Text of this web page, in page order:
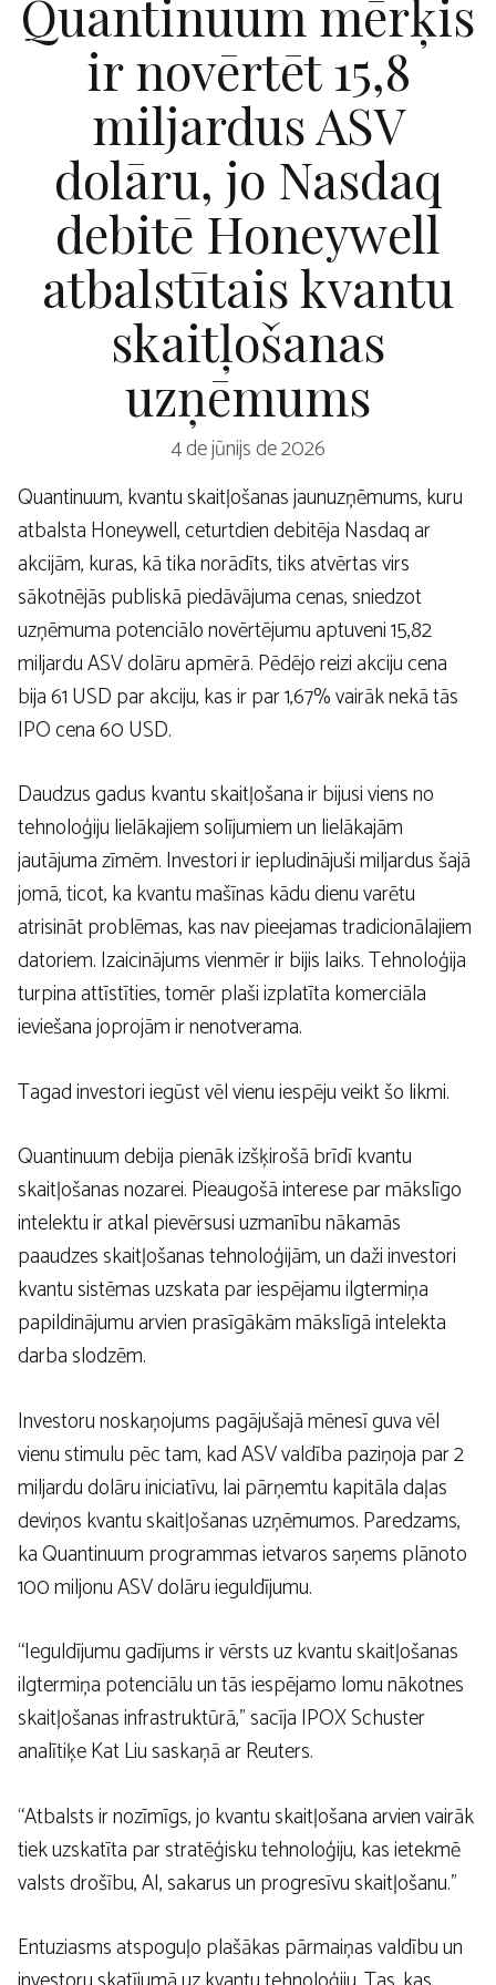
Quantinuum mērķis
ir novērtēt 15,8
miljardus ASV
dolāru, jo Nasdaq
debitē Honeywell
atbalstītais kvantu
skaitļošanas
uzņēmums
4 de jūnijs de 2026
Quantinuum, kvantu skaitļošanas jaunuzņēmums, kuru
atbalsta Honeywell, ceturtdien debitēja Nasdaq ar
akcijām, kuras, kā tika norādīts, tiks atvērtas virs
sākotnējās publiskā piedāvājuma cenas, sniedzot
uzņēmuma potenciālo novērtējumu aptuveni 15,82
miljardu ASV dolāru apmērā. Pēdējo reizi akciju cena
bija 61 USD par akciju, kas ir par 1,67% vairāk nekā tās
IPO cena 60 USD.
Daudzus gadus kvantu skaitļošana ir bijusi viens no
tehnoloģiju lielākajiem solījumiem un lielākajām
jautājuma zīmēm. Investori ir iepludinājuši miljardus šajā
jomā, ticot, ka kvantu mašīnas kādu dienu varētu
atrisināt problēmas, kas nav pieejamas tradicionālajiem
datoriem. Izaicinājums vienmēr ir bijis laiks. Tehnoloģija
turpina attīstīties, tomēr plaši izplatīta komerciāla
ieviešana joprojām ir nenotverama.
Tagad investori iegūst vēl vienu iespēju veikt šo likmi.
Quantinuum debija pienāk izšķirošā brīdī kvantu
skaitļošanas nozarei. Pieaugošā interese par mākslīgo
intelektu ir atkal pievērsusi uzmanību nākamās
paaudzes skaitļošanas tehnoloģijām, un daži investori
kvantu sistēmas uzskata par iespējamu ilgtermiņa
papildinājumu arvien prasīgākām mākslīgā intelekta
darba slodzēm.
Investoru noskaņojums pagājušajā mēnesī guva vēl
vienu stimulu pēc tam, kad ASV valdība paziņoja par 2
miljardu dolāru iniciatīvu, lai pārņemtu kapitāla daļas
deviņos kvantu skaitļošanas uzņēmumos. Paredzams,
ka Quantinuum programmas ietvaros saņems plānoto
100 miljonu ASV dolāru ieguldījumu.
“Ieguldījumu gadījums ir vērsts uz kvantu skaitļošanas
ilgtermiņa potenciālu un tās iespējamo lomu nākotnes
skaitļošanas infrastruktūrā,” sacīja IPOX Schuster
analītiķe Kat Liu saskaņā ar Reuters.
“Atbalsts ir nozīmīgs, jo kvantu skaitļošana arvien vairāk
tiek uzskatīta par stratēģisku tehnoloģiju, kas ietekmē
valsts drošību, AI, sakarus un progresīvu skaitļošanu.”
Entuziasms atspoguļo plašākas pārmaiņas valdību un